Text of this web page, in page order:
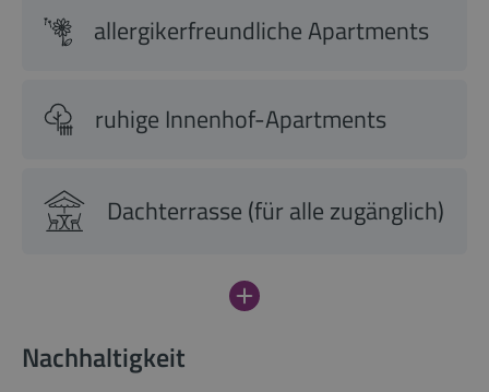
allergikerfreundliche Apartments
ruhige Innenhof-Apartments
Dachterrasse (für alle zugänglich)
Nachhaltigkeit